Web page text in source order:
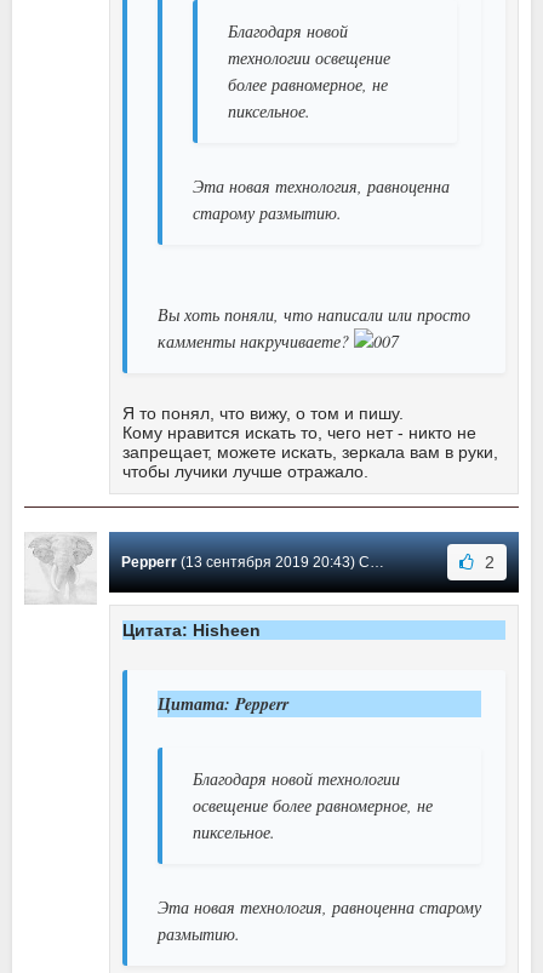
Благодаря новой
технологии освещение
более равномерное, не
пиксельное.
Эта новая технология, равноценна
старому размытию.
Вы хоть поняли, что написали или просто
камменты накручиваете?
Я то понял, что вижу, о том и пишу.
Кому нравится искать то, чего нет - никто не
запрещает, можете искать, зеркала вам в руки,
чтобы лучики лучше отражало.
Pepperr(13 сентября 2019 20:43) Сообщение #6 2
Цитата: Hisheen
Цитата: Pepperr
Благодаря новой технологии
освещение более равномерное, не
пиксельное.
Эта новая технология, равноценна старому
размытию.